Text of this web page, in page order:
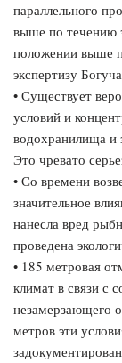
параллельного
выше по течению
положении выше
экспертизу
• Существует
условий и
водохранилища и
Это чревато
• Со времени
значительное
нанесла вред
проведена
• 185 метровая
климат в связи с
незамерзающего
метров эти